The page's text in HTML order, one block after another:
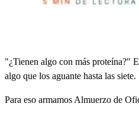
"¿Tienen algo con más proteína?"
algo que los aguante hasta las siete.
Para eso armamos Almuerzo de